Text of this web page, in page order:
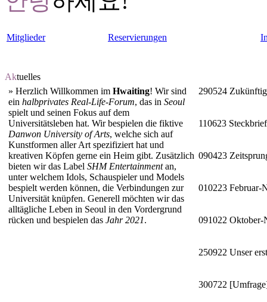
Mitglieder Reservierungen
Aktuelles
» Herzlich Willkommen im Hwaiting! Wir sind
ein halbprivates Real-Life-Forum, das in Seoul
spielt und seinen Fokus auf dem
Universitätsleben hat. Wir bespielen die fiktive
Danwon University of Arts, welche sich auf
Kunstformen aller Art spezifiziert hat und
kreativen Köpfen gerne ein Heim gibt. Zusätzlich
bieten wir das Label SHM Entertainmentan,
unter welchem Idols, Schauspieler und Models
bespielt werden können, die Verbindungen zur
Universität knüpfen. Generell möchten wir das
alltägliche Leben in Seoul in den Vordergrund
rücken und bespielen das Jahr 2021.
290524
110623
090423
010223 Februar-
091022
250922 Unser
300722